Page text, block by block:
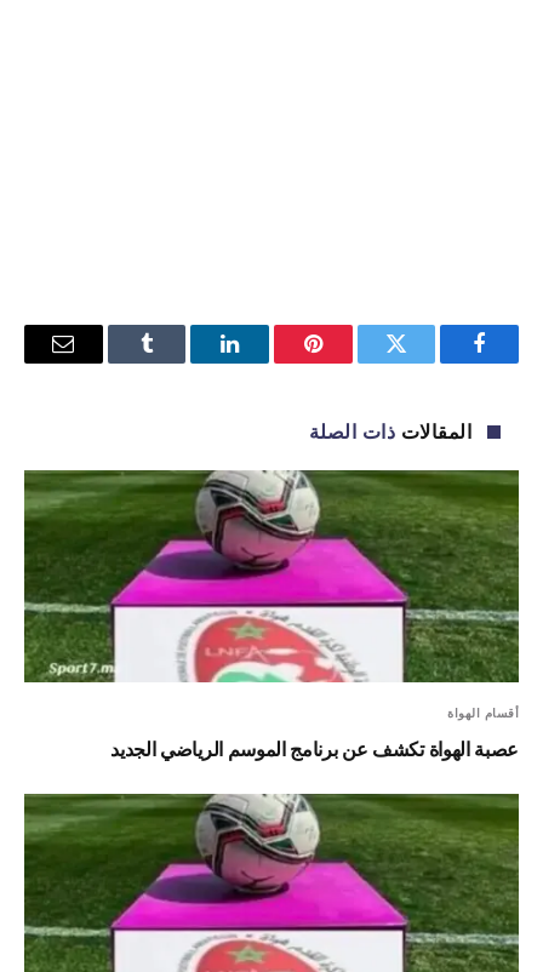
فيسبوك تويتر بينتيريستلينكدإن Tumblr
البريد
المقالات ذات الصلة
أقسام الهواة
عصبة الهواة تكشف عن برنامج الموسم الرياضي الجديد